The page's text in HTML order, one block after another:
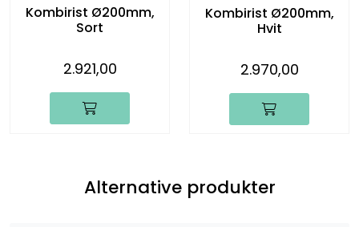
Kombirist Ø200mm,
Sort
2.921,00
Kombirist Ø200mm,
Hvit
2.970,00
Alternative produkter